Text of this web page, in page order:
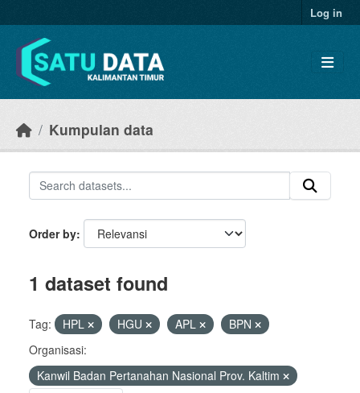
Log in
Kumpulan data
Order by
1 dataset found
Tag: HPL HGU APL
BPN
Organisasi:
Kanwil Badan Pertanahan Nasional Prov. Kaltim